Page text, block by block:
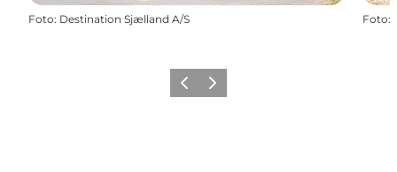
Foto: Destination Sjælland A/S Foto:
Vorherige Folie
Nächste Folie